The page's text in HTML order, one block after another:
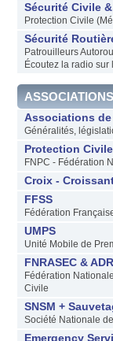
Sécurité Civile
Protection Civile
Sécurité
Patrouilleurs
Écoutez la radio sur
Associations
Généralités,
Protection Civile
FNPC - Fédération
Croix -
FFSS
Fédération
UMPS
Unité Mobile de
FNRASEC &
Fédération
Civile
SNSM +
Société Nationale
Emergency